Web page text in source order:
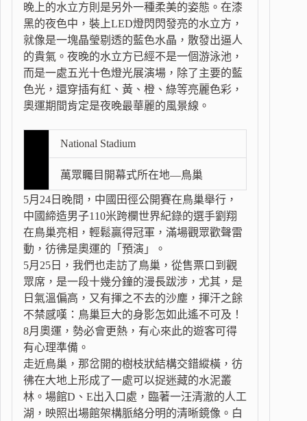
晚上的水立方則是另外一種柔美的姿態。在漆
黑的夜色中，裝上LED燈閃閃發亮的水立方，
就像是一塊晶瑩剔透的藍色水晶，散發出逼人
的貴氣。夜晚的水立方已經不是一個游泳池，
而是一處五光十色燈光展演場，除了主要的藍
色光，還穿插有紅、黃、橙、綠等亮麗色彩，
奧運期間肯定是夜晚最華麗的風景線。
National Stadium
萬眾矚目開幕式所在地—鳥巢
5月24日晚間，中國田徑公開賽在鳥巢舉行，
中國締造男子110米跨欄世界紀錄的選手劉翔
在鳥巢亮相，輕鬆贏得冠軍，滿場觀眾歡聲雷
動，彷彿是奧運的「預演」。
5月25日，我們也走訪了鳥巢，從售票口到觀
眾席，是一段十幾分鐘的漫長跋涉，尤其，是
日氣溫偏高，又有揮之不去的沙塵，揮汗之餘
不禁感嘆：鳥巢巨大的身影怎如此遙不可及！
8月奧運，勢必會更熱，有心來此的遊客可得
有心理準備。
走近鳥巢，那岔開的樹枝狀結構交錯縱橫，彷
彿在大地上形成了一處可以捉迷藏的水泥叢
林。場館D、E出入口處，臨著一汪清澈的人工
湖，映照出場館架構脈絡分明的清晰鏡像。白